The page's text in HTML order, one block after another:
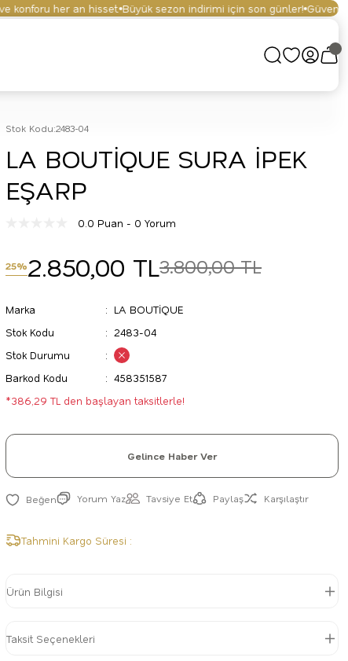
her an hisset. Büyük sezon indirimi için son günler! Güvenli
Stok Kodu:2483-04
LA BOUTİQUE SURA İPEK
EŞARP
0.0 Puan - 0 Yorum
25%2.850,00 TL3.800,00 TL
Marka
LA BOUTİQUE
Stok Kodu
2483-04
Stok Durumu
Barkod Kodu
458351587
*386,29 TL den başlayan taksitlerle!
Gelince Haber Ver
Yorum Yaz Tavsiye Et Paylaş Karşılaştır
Tahmini Kargo Süresi :
Ürün Bilgisi
Taksit Seçenekleri